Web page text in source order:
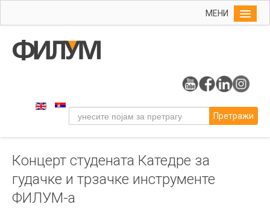
МЕНИ
Упис
Уметност
Музичка уметност
Примењена и ликовна уметност
Галерија
Претражи
Концерт студената Катедре за
гудачке и трзачке инструменте
ФИЛУМ-а